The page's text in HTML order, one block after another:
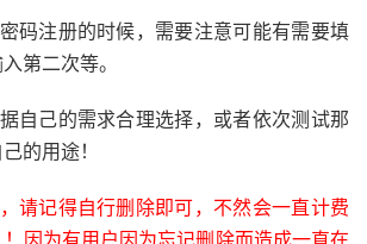
码注册的时候，需要注意可能有需要填
第二次等。
自己的需求合理选择，或者依次测试那
的用途！
请记得自行删除即可，不然会一直计费